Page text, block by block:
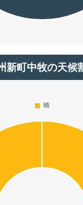
新町中牧の天候